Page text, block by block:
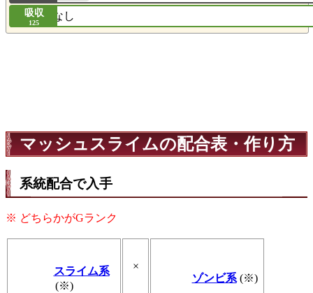
吸収
125
なし
マッシュスライムの配合表・作り方
系統配合で入手
※ どちらかがGランク
スライム系
(※)
×
ゾンビ系(※)